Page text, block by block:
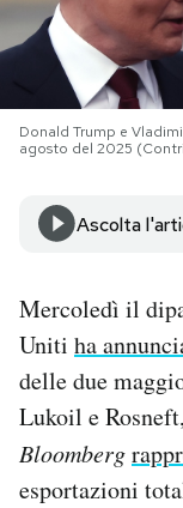
I MIEI PREFERITI
SHOP
CALENDARIO
AREA
Area
Newsletter
Notifiche
Regala il Post
Donald Trump e
agosto del 2025
Ascolta
Mercoledì il
Uniti ha
delle due
Lukoil e
Bloomberg
esportazioni